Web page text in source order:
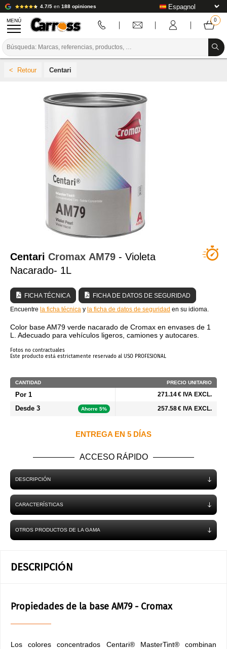
4.7/5 en 188 opiniones
MENÚ
PREPARACIÓN / PINTURA / ACABADO
CONSUMIBLES DE CARROCERÍA
HERRAMIENTAS DE CARROCERÍA
EQUIPAMIENTO PARA TALLERES DE CARROCERÍA
INSTALACIÓN DE LABORATORIO
TUTORIALES Y CONSEJOS
Centari
Centari Cromax AM79 - Violeta
Nacarado- 1L
FICHA TÉCNICA
FICHA DE DATOS DE SEGURIDAD
Encuentre la ficha técnica y la ficha de datos de seguridad en su idioma.
Color base AM79 verde nacarado de Cromax en envases de 1
L. Adecuado para vehículos ligeros, camiones y autocares.
Fotos no contractuales
Este producto está estrictamente reservado al USO PROFESIONAL
CANTIDAD PRECIO UNITARIO
Por 1 271.14 € IVA EXCL.
Desde 3 Ahorre 5% 257.58 € IVA EXCL.
ENTREGA EN 5 DÍAS
ACCESO RÁPIDO
DESCRIPCIÓN
CARACTERÍSTICAS
OTROS PRODUCTOS DE LA GAMA
DESCRIPCIÓN
Propiedades de la base AM79 - Cromax
Los colores concentrados Centari® MasterTint® combinan